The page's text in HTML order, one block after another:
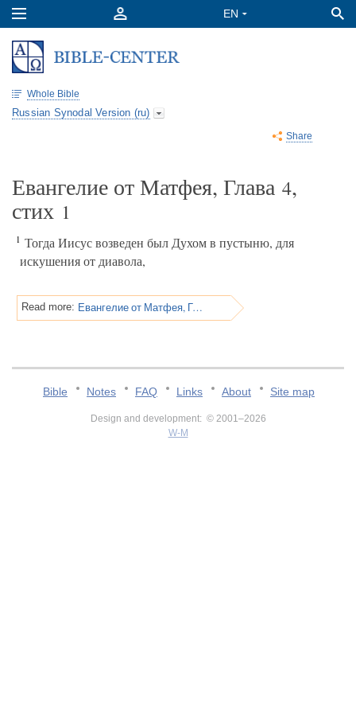
Whole Bible
Russian Synodal Version (ru)
Share
Евангелие от Матфея, Глава 4,
стих 1
1 Тогда Иисус возведен был Духом в пустыню, для
искушения от диавола,
Read more: Евангелие от Матфея, Глава 4
Bible Notes FAQ Links About Site map
Design and development: © 2001–2026
W-M